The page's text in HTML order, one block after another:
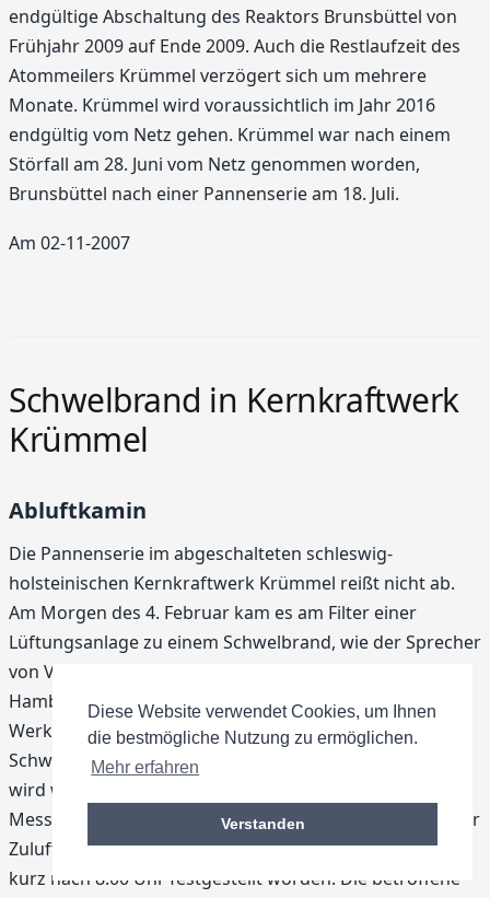
Diese Website verwendet Cookies, um Ihnen
die bestmögliche Nutzung zu ermöglichen.
Mehr erfahren
Verstanden
endgültige Abschaltung des Reaktors Brunsbüttel von
Frühjahr 2009 auf Ende 2009. Auch die Restlaufzeit des
Atommeilers Krümmel verzögert sich um mehrere
Monate. Krümmel wird voraussichtlich im Jahr 2016
endgültig vom Netz gehen. Krümmel war nach einem
Störfall am 28. Juni vom Netz genommen worden,
Brunsbüttel nach einer Pannenserie am 18. Juli.
Am 02-11-2007
Schwelbrand in Kernkraftwerk
Krümmel
Abluftkamin
Die Pannenserie im abgeschalteten schleswig-
holsteinischen Kernkraftwerk Krümmel reißt nicht ab.
Am Morgen des 4. Februar kam es am Filter einer
Lüftungsanlage zu einem Schwelbrand, wie der Sprecher
von Vattenfall Europe Nuclear Energy, Ivo Banek, in
Hamburg mitteilte. Der Brand sei durch die
Werksfeuerwehr gelöscht worden. Die Ursache für den
Schwelbrand ist noch nicht abschließend geklärt und
wird weiter untersucht. Der Schwelbrand war im
Messraum des Abluftkamins an einer Filtermatte in einer
Zuluftanlage entstanden. Er war den Angaben zufolge
kurz nach 8.00 Uhr festgestellt worden. Die betroffene